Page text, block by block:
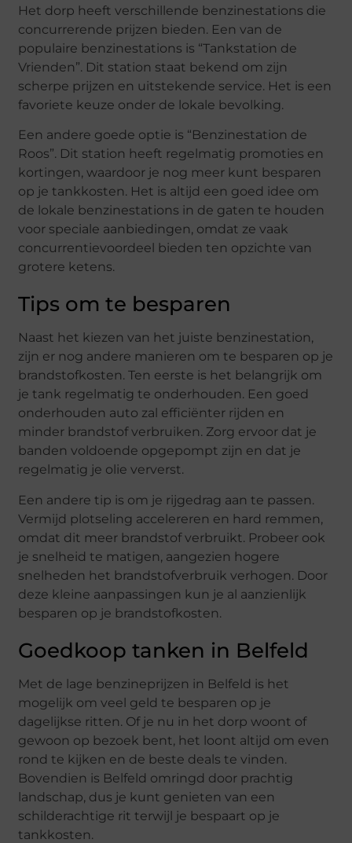
Het dorp heeft verschillende benzinestations die
concurrerende prijzen bieden. Een van de
populaire benzinestations is “Tankstation de
Vrienden”. Dit station staat bekend om zijn
scherpe prijzen en uitstekende service. Het is een
favoriete keuze onder de lokale bevolking.
Een andere goede optie is “Benzinestation de
Roos”. Dit station heeft regelmatig promoties en
kortingen, waardoor je nog meer kunt besparen
op je tankkosten. Het is altijd een goed idee om
de lokale benzinestations in de gaten te houden
voor speciale aanbiedingen, omdat ze vaak
concurrentievoordeel bieden ten opzichte van
grotere ketens.
Tips om te besparen
Naast het kiezen van het juiste benzinestation,
zijn er nog andere manieren om te besparen op je
brandstofkosten. Ten eerste is het belangrijk om
je tank regelmatig te onderhouden. Een goed
onderhouden auto zal efficiënter rijden en
minder brandstof verbruiken. Zorg ervoor dat je
banden voldoende opgepompt zijn en dat je
regelmatig je olie ververst.
Een andere tip is om je rijgedrag aan te passen.
Vermijd plotseling accelereren en hard remmen,
omdat dit meer brandstof verbruikt. Probeer ook
je snelheid te matigen, aangezien hogere
snelheden het brandstofverbruik verhogen. Door
deze kleine aanpassingen kun je al aanzienlijk
besparen op je brandstofkosten.
Goedkoop tanken in Belfeld
Met de lage benzineprijzen in Belfeld is het
mogelijk om veel geld te besparen op je
dagelijkse ritten. Of je nu in het dorp woont of
gewoon op bezoek bent, het loont altijd om even
rond te kijken en de beste deals te vinden.
Bovendien is Belfeld omringd door prachtig
landschap, dus je kunt genieten van een
schilderachtige rit terwijl je bespaart op je
tankkosten.